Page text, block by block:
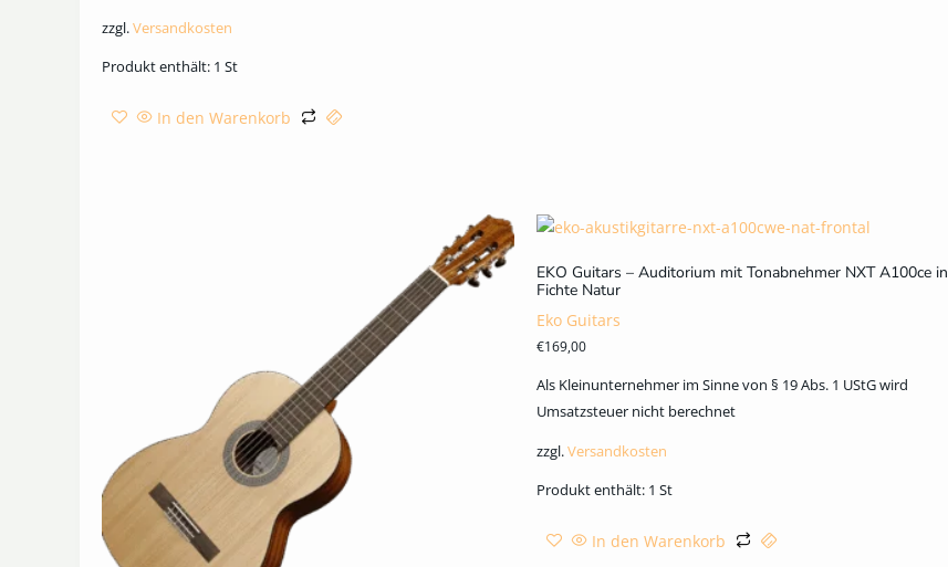
zzgl.Versandkosten
Produkt enthält: 1 St
In den Warenkorb
EKO Guitars – Auditorium mit Tonabnehmer NXT A100ce in
Fichte Natur
Eko Guitars
€169,00
Als Kleinunternehmer im Sinne von § 19 Abs. 1 UStG wird
Umsatzsteuer nicht berechnet
zzgl.Versandkosten
Produkt enthält: 1St
In den Warenkorb